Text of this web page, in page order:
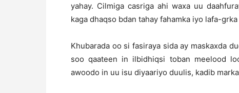
yahay. Cilmiga casriga ahi waxa uu
kaga dhaqso bdan tahay fahamka iyo lafa-
Khubarada oo si fasiraya sida ay maskaxda
soo qaateen in ilbidhiqsi toban meelood
awoodo in uu isu diyaariyo duulis, kadib